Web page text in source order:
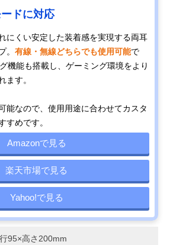
ドに対応
にくい安定した装着感を実現する両耳
。 有線・無線どちらでも使用可能で
機能も搭載し、ゲーミング環境をより
ます。
能なので、使用用途に合わせてカスタ
すめです。
Amazonで見る
楽天市場で見る
Yahoo!で見る
95×高さ200mm